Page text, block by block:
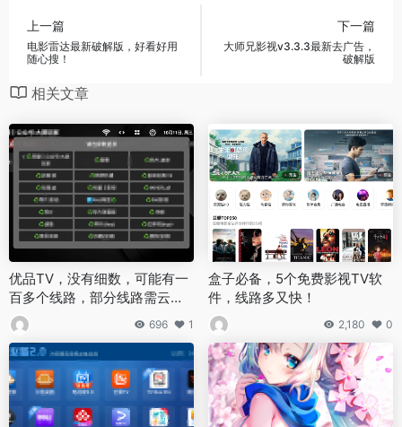
上一篇
电影雷达最新破解版，好看好用
随心搜！
下一篇
大师兄影视v3.3.3最新去广告，
破解版
相关文章
优品TV，没有细数，可能有一
百多个线路，部分线路需云盘
登录，云盘更清晰！
696 1
盒子必备，5个免费影视TV软
件，线路多又快！
2,180 0